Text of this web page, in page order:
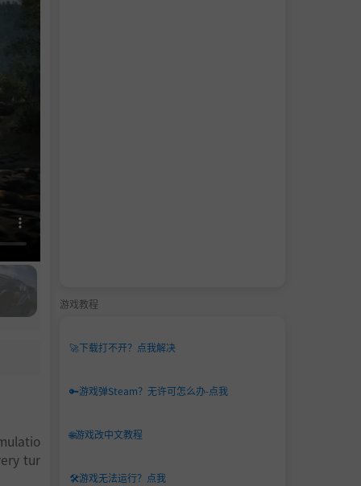
tur
游戏教程
🚀下载打不开？点我解决
🔑游戏弹Steam？无许可怎么办-点我
🌐游戏改中文教程
🛠️游戏无法运行？点我